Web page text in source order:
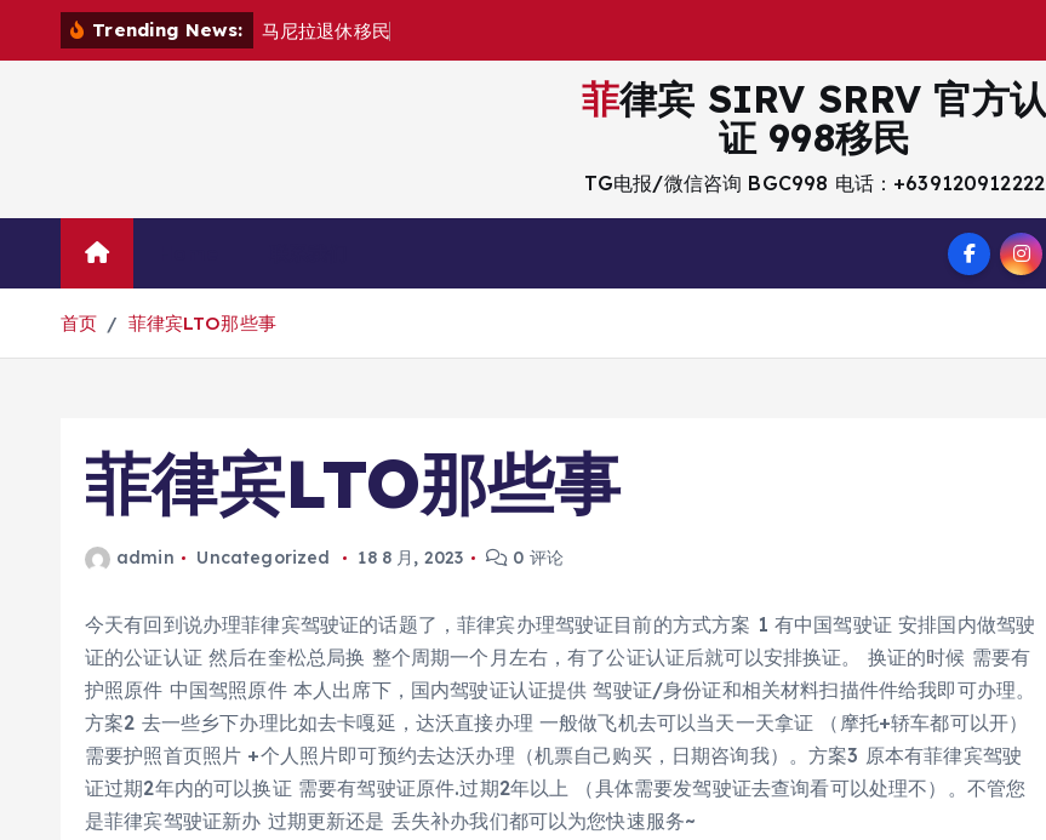
Trending News: 马 尼拉退休移民
菲律宾 SIRV SRRV 官方认
证 998移民
TG电报/微信咨询 BGC998 电话：+639120912222
首页 菲律宾LTO那些事
菲律宾LTO那些事
admin Uncategorized 18 8 月, 2023 0 评论
今天有回到说办理菲律宾驾驶证的话题了，菲律宾办理驾驶证目前的方式方案 1 有中国驾驶证 安排国内做驾驶
证的公证认证 然后在奎松总局换 整个周期一个月左右，有了公证认证后就可以安排换证。 换证的时候 需要有
护照原件 中国驾照原件 本人出席下，国内驾驶证认证提供 驾驶证/身份证和相关材料扫描件件给我即可办理。
方案2 去一些乡下办理比如去卡嘎延，达沃直接办理 一般做飞机去可以当天一天拿证 （摩托+轿车都可以开）
需要护照首页照片 +个人照片即可预约去达沃办理（机票自己购买，日期咨询我）。方案3 原本有菲律宾驾驶
证过期2年内的可以换证 需要有驾驶证原件.过期2年以上 （具体需要发驾驶证去查询看可以处理不）。不管您
是菲律宾驾驶证新办 过期更新还是 丢失补办我们都可以为您快速服务~